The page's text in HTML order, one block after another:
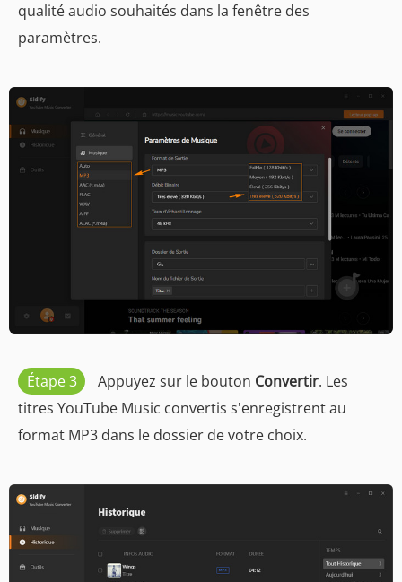
qualité audio souhaités dans la fenêtre des
paramètres.
Étape 3 Appuyez sur le bouton Convertir. Les
titres YouTube Music convertis s'enregistrent au
format MP3 dans le dossier de votre choix.